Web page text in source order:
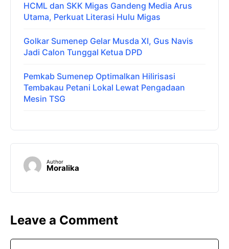
HCML dan SKK Migas Gandeng Media Arus
Utama, Perkuat Literasi Hulu Migas
Golkar Sumenep Gelar Musda XI, Gus Navis
Jadi Calon Tunggal Ketua DPD
Pemkab Sumenep Optimalkan Hilirisasi
Tembakau Petani Lokal Lewat Pengadaan
Mesin TSG
Author
Moralika
Leave a Comment